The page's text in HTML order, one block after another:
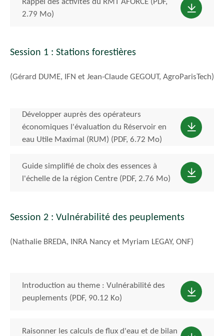
2.79 Mo)
Session 1 : Stations forestières
(Gérard DUME, IFN et Jean-Claude GEGOUT, AgroParisTech)
Développer auprès des opérateurs
économiques l'évaluation du Réservoir en
eau Utile Maximal (RUM) (PDF, 6.72 Mo)
Guide simplifié de choix des essences à
l'échelle de la région Centre (PDF, 2.76 Mo)
Session 2 : Vulnérabilité des peuplements
(Nathalie BREDA, INRA Nancy et Myriam LEGAY, ONF)
Introduction au theme : Vulnérabilité des
peuplements (PDF, 90.12 Ko)
Raisonner les calculs de flux d'eau et de bilan